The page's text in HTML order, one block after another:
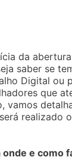
da
saber se
Digital ou
que
vamos
realizado
e como